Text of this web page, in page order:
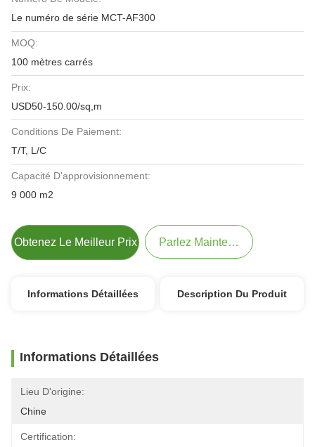
Le numéro de série MCT-AF300
MOQ:
100 mètres carrés
Prix:
USD50-150.00/sq,m
Conditions De Paiement:
T/T, L/C
Capacité D'approvisionnement:
9 000 m2
Obtenez Le Meilleur Prix Parlez Maintenant.
Informations Détaillées Description Du Produit
Informations Détaillées
Lieu D'origine:
Chine
Certification: